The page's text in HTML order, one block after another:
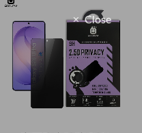
Close